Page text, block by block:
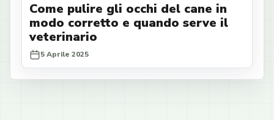
Come pulire gli occhi del cane in
modo corretto e quando serve il
veterinario
5 Aprile 2025